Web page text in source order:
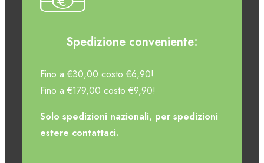
Spedizione conveniente:
Fino a €30,00 costo €6,90!
Fino a €179,00 costo €9,90!
Solo spedizioni nazionali, per spedizioni
estere contattaci.